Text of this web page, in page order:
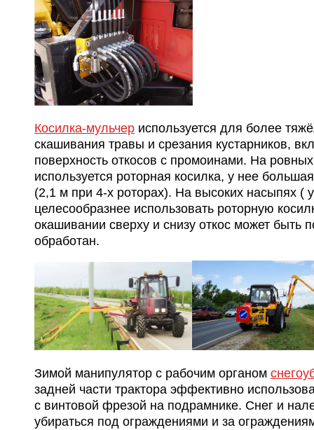
Косилка-мульчер используется для более
скашивания травы и срезания кустарников,
поверхность откосов с промоинами. На
используется роторная косилка, у нее
(2,1 м при 4-х роторах). На высоких насыпях (
целесообразнее использовать роторную
окашивании сверху и снизу откос может быть
обработан.
Зимой манипулятор с рабочим органом
задней части трактора эффективно
с винтовой фрезой на подрамнике. Снег и
убираться под ограждениями и за